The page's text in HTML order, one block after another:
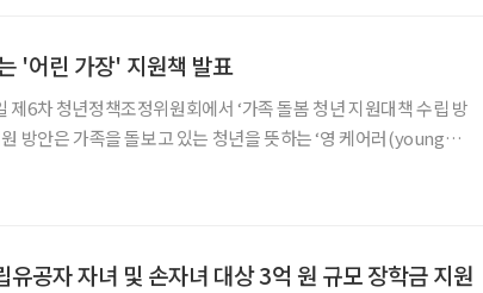
'어린 가장' 지원책 발표
제6차 청년정책조정위원회에서 ‘가족 돌봄 청년 지원대책 수립 방
방안은 가족을 돌보고 있는 청년을 뜻하는 ‘영 케어러(young
공자 자녀 및 손자녀 대상 3억 원 규모 장학금 지원